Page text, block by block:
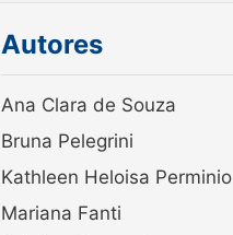
Autores
Ana Clara de Souza
Bruna Pelegrini
Kathleen Heloisa Perminio
Mariana Fanti